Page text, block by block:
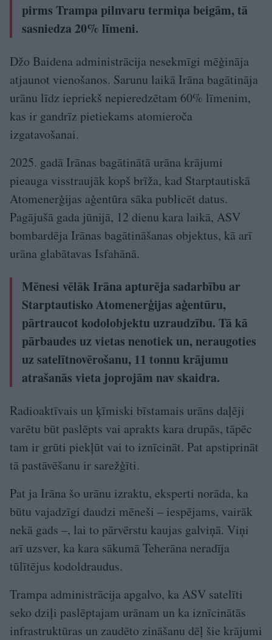
pirms Trampa pilnvaru termiņa beigām, tā
sasniedza 20% līmeni.
Džo Baidena administrācija nesekmīgi mēģināja
atjaunot vienošanos. Sarunu laikā Irāna bagātināja
urānu līdz iepriekš nepieredzētam 60% līmenim,
kas ir gandrīz pietiekams atomieroča
izgatavošanai.
2025. gadā Irānas bagātinātā urāna krājumi
pieauga visstraujāk kopš brīža, kad Starptautiskā
Atomenerģijas aģentūra sāka publicēt datus.
Pagājušā gada jūnijā, 12 dienu kara laikā, ASV
bombardēja Irānas bagātināšanas objektus, kā arī
urāna glabātavas Isfahānā.
Mēnesi vēlāk Irāna apturēja sadarbību ar
Starptautisko Atomenerģijas aģentūru,
pārtraucot kodolobjektu uzraudzību. Tā kā
pārbaudes uz vietas nenotiek un, neraugoties
uz satelītnovērošanu, 11 tonnu krājumu
atrašanās vieta joprojām nav skaidra.
Radioaktīvais un ķīmiski bīstamais urāns daļēji
varētu būt paslēpts vai aprakts kara drupās, tāpēc
tam ir grūti piekļūt vai to iznīcināt. Pat apstiprināt
tā pastāvēšanu ir sarežģīti.
Pat ja Irāna šo urānu izraktu, eksperti norāda, ka
būtu vajadzīgi daudzi mēneši – iespējams, vairāk
nekā gads –, lai to pārvērstu kaujas galviņā. Viņi
arī uzsver, ka kara sākumā Teherāna neradīja
tūlītējus kodoldraudus.
Trampa administrācija apgalvo, ka ASV satelīti
seko dziļi paslēptajam urānam un ka iznīcinātās
infrastruktūras un zaudēto zināšanu dēļ šie krājumi